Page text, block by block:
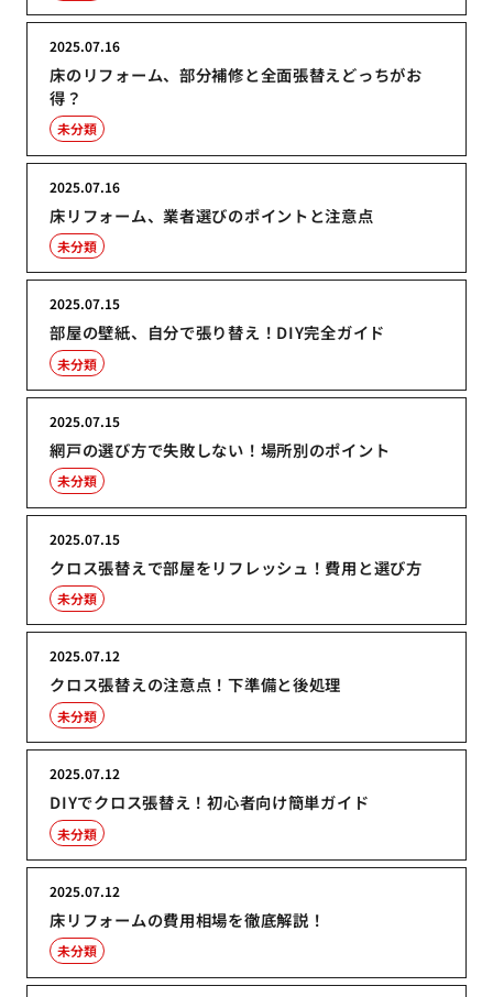
床のリフォーム、部分補修と全面張替えどっちがお
得？
2025.07.16
未分類
床リフォーム、業者選びのポイントと注意点
2025.07.16
未分類
部屋の壁紙、自分で張り替え！DIY完全ガイド
2025.07.15
未分類
網戸の選び方で失敗しない！場所別のポイント
2025.07.15
未分類
クロス張替えで部屋をリフレッシュ！費用と選び方
2025.07.15
未分類
クロス張替えの注意点！下準備と後処理
2025.07.12
未分類
DIYでクロス張替え！初心者向け簡単ガイド
2025.07.12
未分類
床リフォームの費用相場を徹底解説！
2025.07.12
未分類